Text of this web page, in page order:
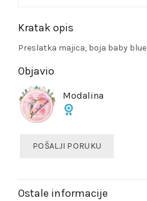
Kratak opis
Preslatka majica, boja baby blue
Objavio
Modalina
POŠALJI PORUKU
Ostale informacije